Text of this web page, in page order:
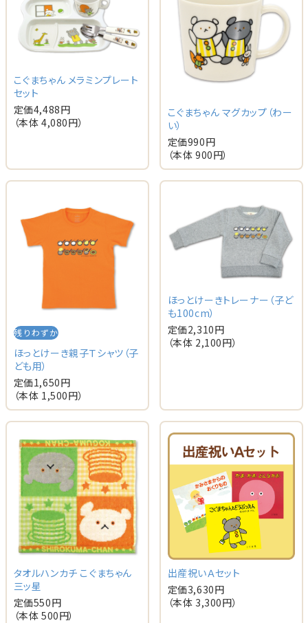
こぐまちゃん メラミンプレート
セット
定価4,488円
（本体 4,080円）
こぐまちゃん マグカップ（わー
い）
定価990円
（本体 900円）
残りわずか
ほっとけーき親子Ｔシャツ（子
ども用）
定価1,650円
（本体 1,500円）
ほっとけーきトレーナー（子ど
も100cm）
定価2,310円
（本体 2,100円）
タオルハンカチ こぐまちゃん
三ッ星
定価550円
（本体 500円）
出産祝いＡセット
定価3,630円
（本体 3,300円）